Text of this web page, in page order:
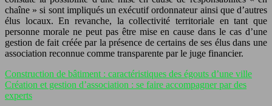
chaîne » si sont impliqués un exécutif ordonnateur ainsi que d’autres
élus locaux. En revanche, la collectivité territoriale en tant que
personne morale ne peut pas être mise en cause dans le cas d’une
gestion de fait créée par la présence de certains de ses élus dans une
association reconnue comme transparente par le juge financier.
Construction de bâtiment : caractéristiques des égouts d’une ville
Création et gestion d’association : se faire accompagner par des
experts